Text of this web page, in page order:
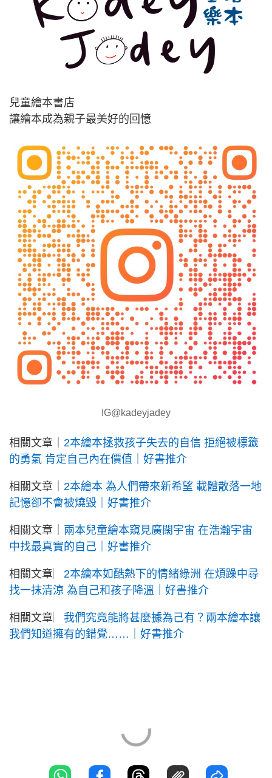
兒童繪本書店
讓繪本成為親子最美好的回憶
IG@kadeyjadey
相關文章｜ 2本繪本拯救孩子失去的自信 拒絕被標籤
的勇氣 肯定自己內在價值｜好書推介
相關文章｜ 2本繪本 為人們帶來新希望 載體散落一地
記憶卻不會被燒毀｜好書推介
相關文章｜ 兩本兒童繪本窺見廣闊宇宙 在浩瀚宇宙
中找最真實的自己｜好書推介
相關文章︳ 2本繪本如酷熱下的情緒綠洲 在煩躁中尋
找一抹清涼 為自己和孩子降溫｜好書推介
相關文章︳ 我們究竟能將甚麼據為己有？兩本繪本讓
我們知道擁有的錯覺……｜好書推介